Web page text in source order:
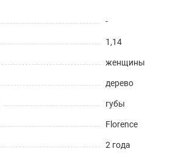
-
1,14
женщины
дерево
губы
Florence
2 года